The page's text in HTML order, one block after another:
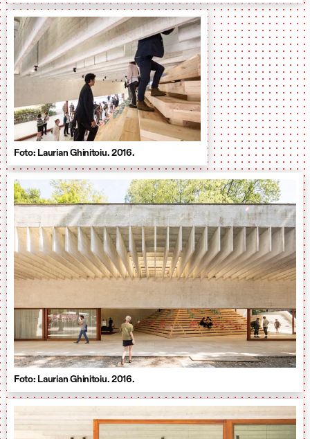
Foto: Laurian Ghinitoiu. 2016.
Foto: Laurian Ghinitoiu. 2016.